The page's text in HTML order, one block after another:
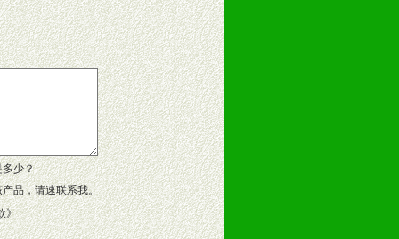
作手册、专柜咨询手册等各种市
多少？
品，请速联系我。
》